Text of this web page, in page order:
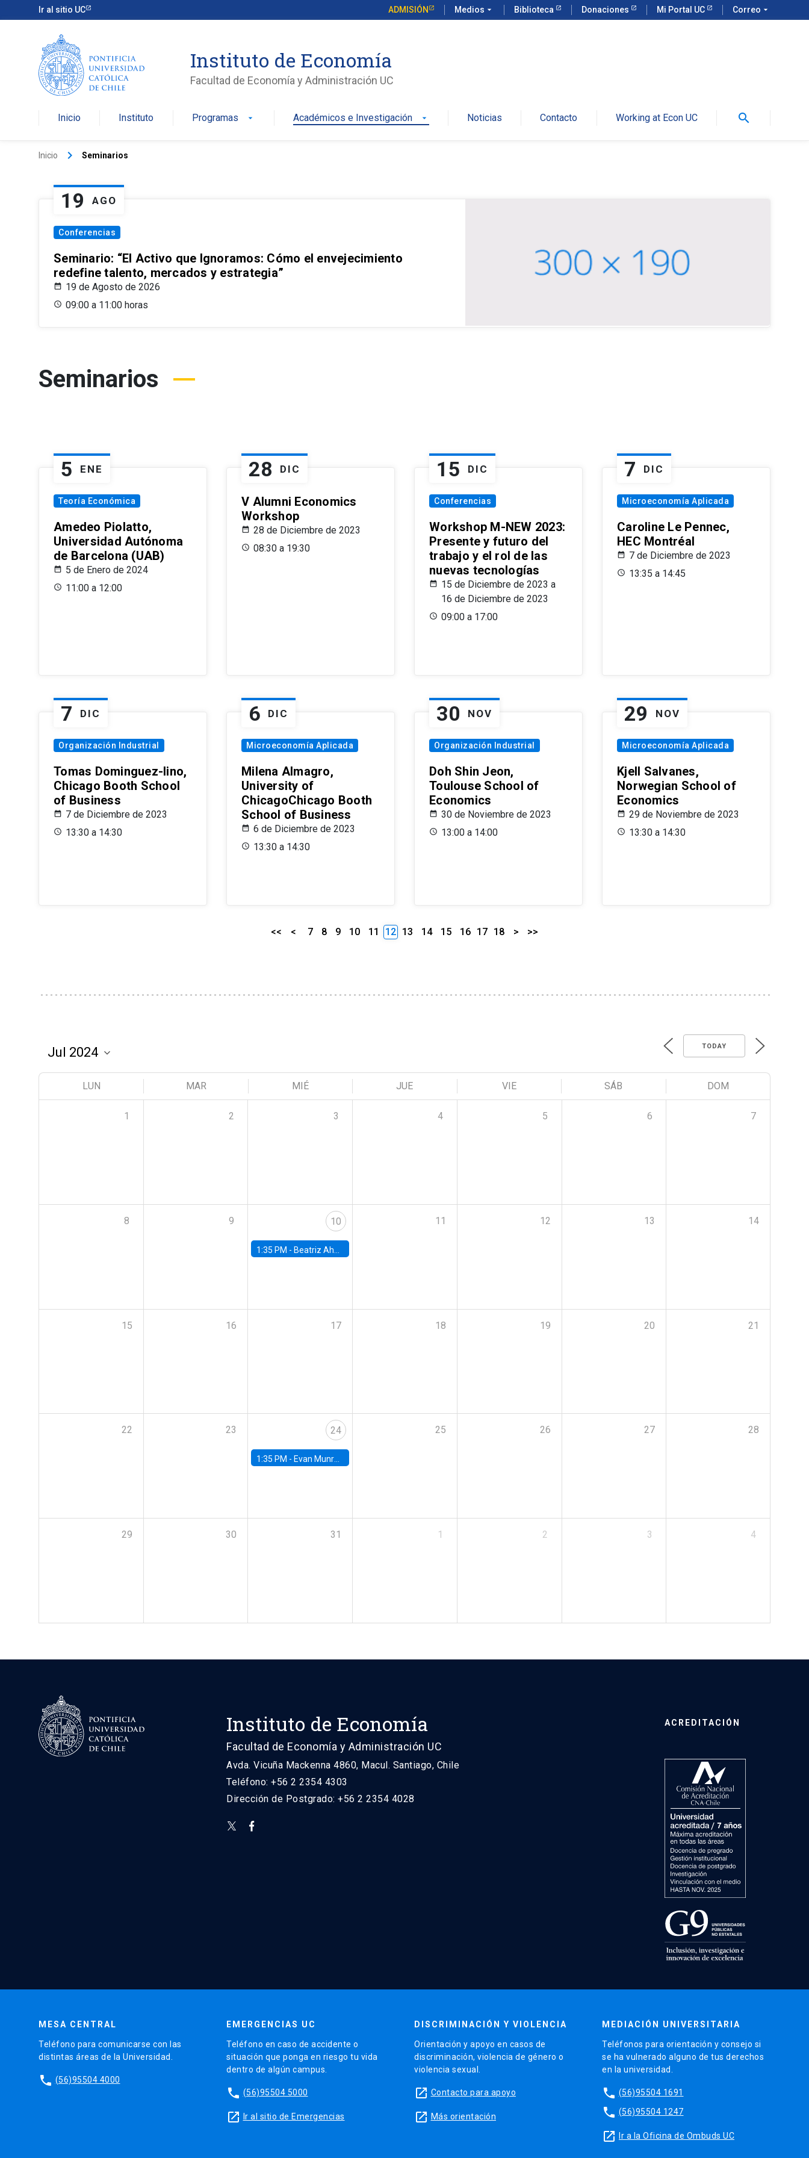
Ir al sitio UC ADMISIÓN Medios arrow_drop_down Biblioteca Donaciones Mi Portal UC Correo arrow_drop_down
Instituto de Economía
Facultad de Economía y Administración UC
Inicio Instituto Programas arrow_drop_down Académicos e Investigación arrow_drop_down Noticias Contacto Working at Econ UC search
Inicio keyboard_arrow_right Seminarios
19 AGO
Conferencias
Seminario: “El Activo que Ignoramos: Cómo el envejecimiento
redefine talento, mercados y estrategia”
19 de Agosto de 2026
09:00 a 11:00 horas
Seminarios
5 ENE
Teoría Económica
Amedeo Piolatto,
Universidad Autónoma
de Barcelona (UAB)
5 de Enero de 2024
11:00 a 12:00
28 DIC
V Alumni Economics
Workshop
28 de Diciembre de 2023
08:30 a 19:30
15 DIC
Conferencias
Workshop M-NEW 2023:
Presente y futuro del
trabajo y el rol de las
nuevas tecnologías
15 de Diciembre de 2023 a
16 de Diciembre de 2023
09:00 a 17:00
7 DIC
Microeconomía Aplicada
Caroline Le Pennec,
HEC Montréal
7 de Diciembre de 2023
13:35 a 14:45
7 DIC
Organización Industrial
Tomas Dominguez-Iino,
Chicago Booth School
of Business
7 de Diciembre de 2023
13:30 a 14:30
6 DIC
Microeconomía Aplicada
Milena Almagro,
University of
ChicagoChicago Booth
School of Business
6 de Diciembre de 2023
13:30 a 14:30
30 NOV
Organización Industrial
Doh Shin Jeon,
Toulouse School of
Economics
30 de Noviembre de 2023
13:00 a 14:00
29 NOV
Microeconomía Aplicada
Kjell Salvanes,
Norwegian School of
Economics
29 de Noviembre de 2023
13:30 a 14:30
<< < 7 8 9 10 11 12 13 14 15 16 17 18 > >>
TODAY
LUN MAR MIÉ JUE VIE SÁB DOM
1 2 3 4 5 6 7
8 9 10
1:35 PM - Beatriz Ahumada, PhD candidate, Universidad de Pittsburgh
11 12 13 14
15 16 17 18 19 20 21
22 23 24
1:35 PM - Evan Munro, Neyman Visiting Assistant Professor in the Department of Statistics at UC Berkeley
25 26 27 28
29 30 31 1 2 3 4
Instituto de Economía
Facultad de Economía y Administración UC
Avda. Vicuña Mackenna 4860, Macul. Santiago, Chile
Teléfono: +56 2 2354 4303
Dirección de Postgrado: +56 2 2354 4028
ACREDITACIÓN
MESA CENTRAL
Teléfono para comunicarse con las
distintas áreas de la Universidad.
phone (56)95504 4000
EMERGENCIAS UC
Teléfono en caso de accidente o
situación que ponga en riesgo tu vida
dentro de algún campus.
phone (56)95504 5000
launch Ir al sitio de Emergencias
DISCRIMINACIÓN Y VIOLENCIA
Orientación y apoyo en casos de
discriminación, violencia de género o
violencia sexual.
launch Contacto para apoyo
launch Más orientación
MEDIACIÓN UNIVERSITARIA
Teléfonos para orientación y consejo si
se ha vulnerado alguno de tus derechos
en la universidad.
phone (56)95504 1691
phone (56)95504 1247
launch Ir a la Oficina de Ombuds UC